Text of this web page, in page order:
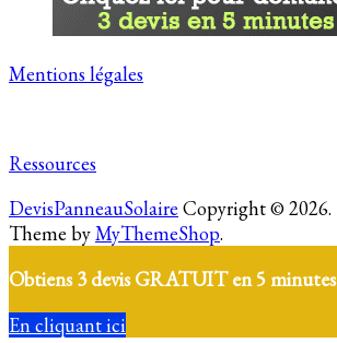
Mentions légales
Ressources
DevisPanneauSolaire Copyright © 2026.
Theme byMyThemeShop.
Obtiens 3 devis GRATUIT en 5 minutes
En cliquant ici